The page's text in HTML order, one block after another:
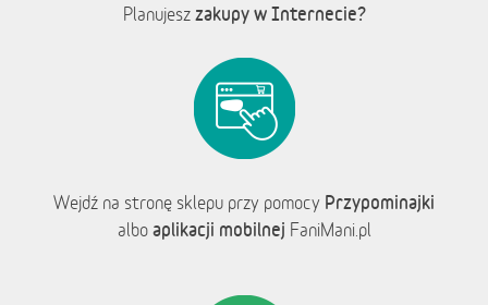
Planujesz zakupy w Internecie?
Wejdź na stronę sklepu przy pomocy Przypominajki
albo aplikacji mobilnej FaniMani.pl